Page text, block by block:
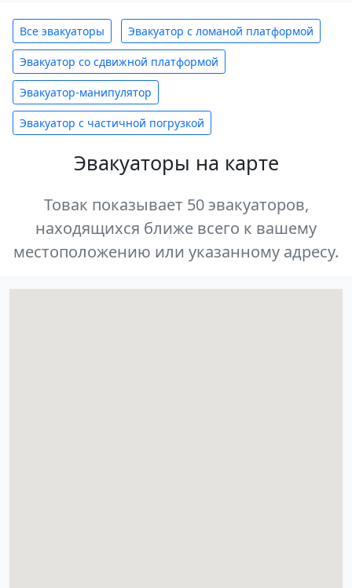
Все эвакуаторы Эвакуатор с ломаной платформой
Эвакуатор со сдвижной платформой
Эвакуатор-манипулятор
Эвакуатор с частичной погрузкой
Эвакуаторы на карте
Товак показывает 50 эвакуаторов,
находящихся ближе всего к вашему
местоположению или указанному адресу.